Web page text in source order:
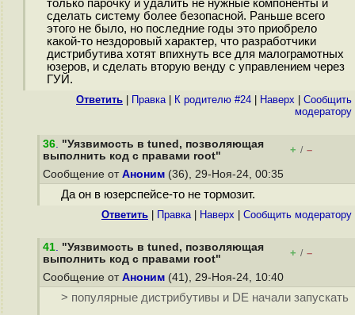
только парочку и удалить не нужные компоненты и
сделать систему более безопасной. Раньше всего
этого не было, но последние годы это приобрело
какой-то нездоровый характер, что разработчики
дистрибутива хотят впихнуть все для малограмотных
юзеров, и сделать вторую венду с управлением через
ГУЙ.
Ответить Правка| К родителю #24 Наверх
Cообщить
модератору
36. "Уязвимость в tuned, позволяющая
выполнить код с правами root"
+ / –
Сообщение от Аноним (36), 29-Ноя-24, 00:35
Да он в юзерспейсе-то не тормозит.
Ответить Правка| Наверх Cообщить модератору
41. "Уязвимость в tuned, позволяющая
выполнить код с правами root"
+ / –
Сообщение от Аноним (41), 29-Ноя-24, 10:40
> популярные дистрибутивы и DE начали запускать